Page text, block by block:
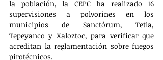
la población, la CEPC ha realizado 16
supervisiones a polvorines en los
municipios de Sanctórum, Tetla,
Tepeyanco y Xaloztoc, para verificar que
acreditan la reglamentación sobre fuegos
pirotécnicos.